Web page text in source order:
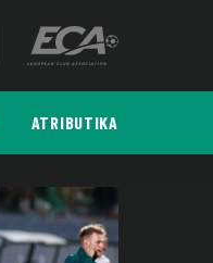
ATRIBUTIKA